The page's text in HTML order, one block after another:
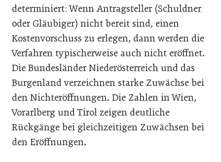
determiniert: Wenn Antragsteller (Schuldner
oder Gläubiger) nicht bereit sind, einen
Kostenvorschuss zu erlegen, dann werden die
Verfahren typischerweise auch nicht eröffnet.
Die Bundesländer Niederösterreich und das
Burgenland verzeichnen starke Zuwächse bei
den Nichteröffnungen. Die Zahlen in Wien,
Vorarlberg und Tirol zeigen deutliche
Rückgänge bei gleichzeitigen Zuwächsen bei
den Eröffnungen.